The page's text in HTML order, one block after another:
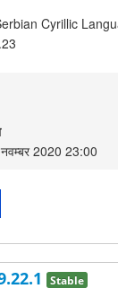
Cyrillic
2020 23:00
Stable